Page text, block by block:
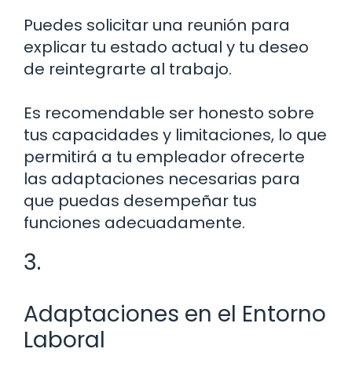
Puedes solicitar una reunión para
explicar tu estado actual y tu deseo
de reintegrarte al trabajo.
Es recomendable ser honesto sobre
tus capacidades y limitaciones, lo que
permitirá a tu empleador ofrecerte
las adaptaciones necesarias para
que puedas desempeñar tus
funciones adecuadamente.
3.
Adaptaciones en el Entorno
Laboral